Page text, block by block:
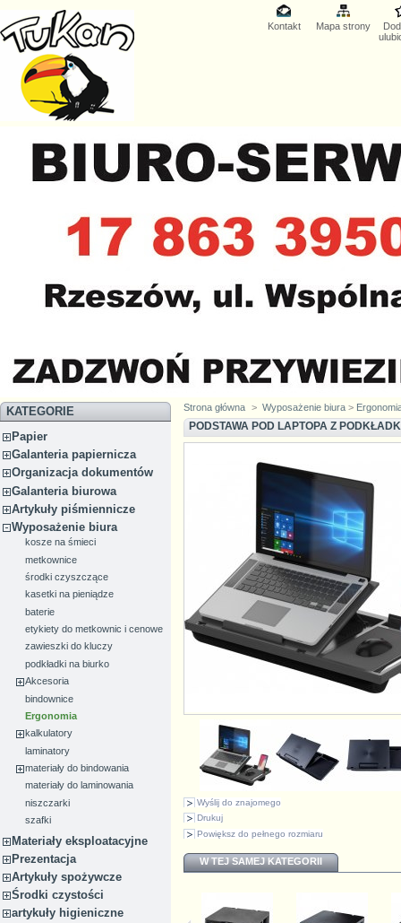
Kontakt Mapa strony
KATEGORIE
Papier
Galanteria papiernicza
Organizacja dokumentów
Galanteria biurowa
Artykuły piśmiennicze
Wyposażenie biura
kosze na śmieci
metkownice
środki czyszczące
kasetki na pieniądze
baterie
etykiety do metkownic i cenowe
zawieszki do kluczy
podkładki na biurko
Akcesoria
bindownice
Ergonomia
kalkulatory
laminatory
materiały do bindowania
materiały do laminowania
niszczarki
szafki
Materiały eksploatacyjne
Prezentacja
Artykuły spożywcze
Środki czystości
artykuły higieniczne
Strona główna > Wyposażenie biura >
PODSTAWA POD LAPTOPA Z
Wyślij do znajomego
Drukuj
Powiększ do pełnego rozmiaru
W TEJ SAMEJ KATEGORII